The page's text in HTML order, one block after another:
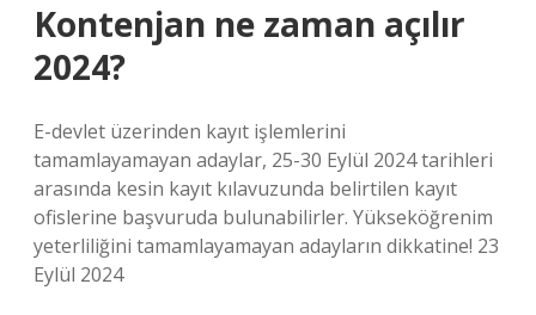
Kontenjan ne zaman açılır
2024?
E-devlet üzerinden kayıt işlemlerini
tamamlayamayan adaylar, 25-30 Eylül 2024 tarihleri ​​
arasında kesin kayıt kılavuzunda belirtilen kayıt
ofislerine başvuruda bulunabilirler. Yükseköğrenim
yeterliliğini tamamlayamayan adayların dikkatine! 23
Eylül 2024